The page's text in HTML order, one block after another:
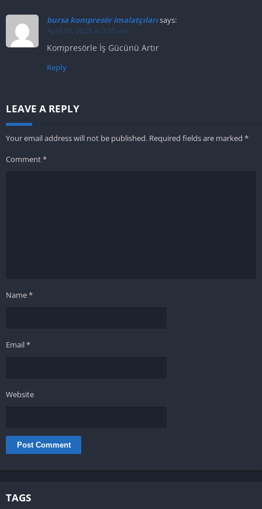
bursa kompresör imalatçılarısays:
April 10, 2023 at 3:55 am
Kompresörle İş Gücünü Artır
Reply
LEAVE A REPLY
Your email address will not be published. Required fields are marked *
Comment*
Name*
Email*
Website
TAGS